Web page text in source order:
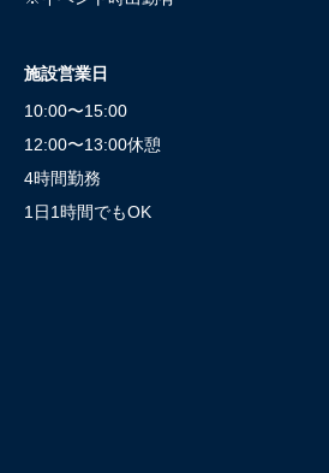
施設営業日
10:00〜15:00
12:00〜13:00休憩
4時間勤務
1日1時間でもOK